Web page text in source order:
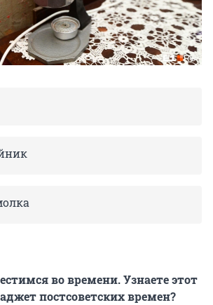
во времени. Узнаете этот
постсоветских времен?